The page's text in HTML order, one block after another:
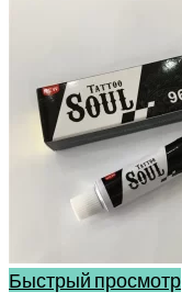
Быстрый просмотр